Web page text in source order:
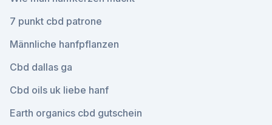
7 punkt cbd patrone
Männliche hanfpflanzen
Cbd dallas ga
Cbd oils uk liebe hanf
Earth organics cbd gutschein